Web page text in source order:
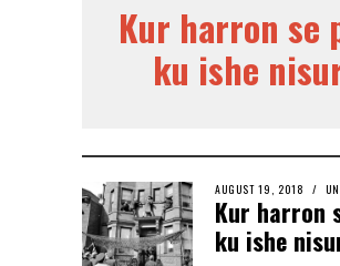
Kur harron se
ku ishe
AUGUST 19, 2018
Kur harron
ku ishe